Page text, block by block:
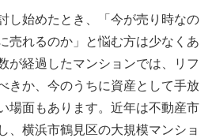
し始めたとき、「今が売り時なの
売れるのか」と悩む方は少なくあ
が経過したマンションでは、リフ
きか、今のうちに資産として手放
場面もあります。近年は不動産市
、横浜市鶴見区の大規模マンショ